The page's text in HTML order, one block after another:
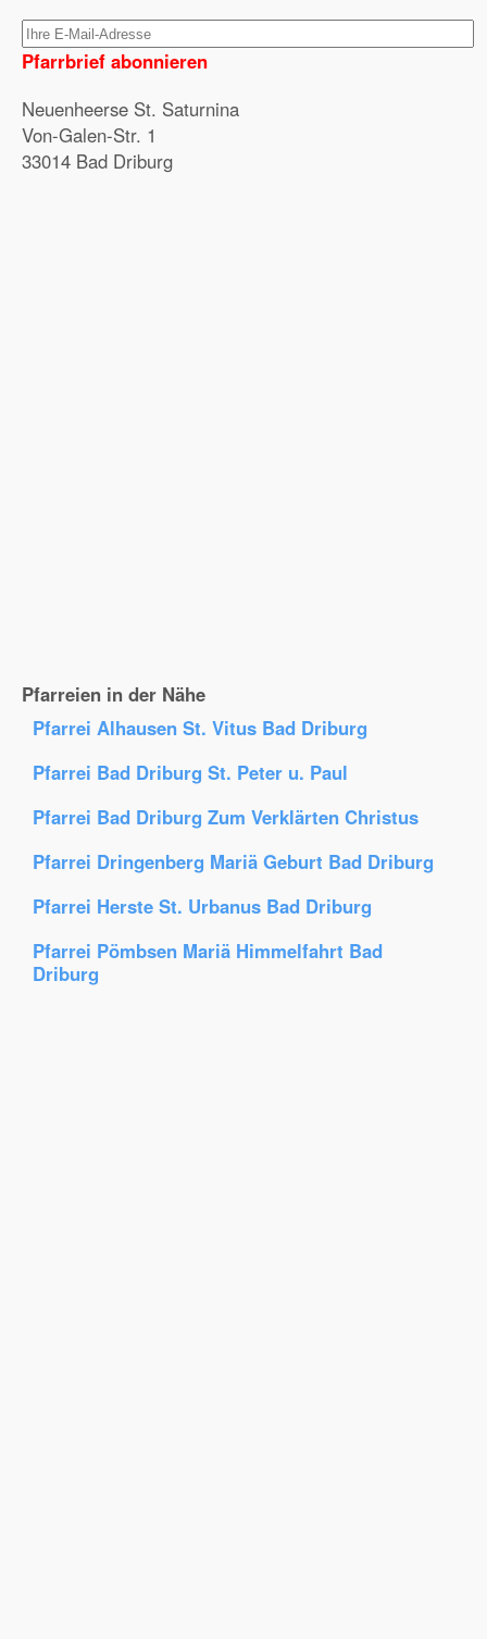
Pfarrbrief abonnieren
Neuenheerse St. Saturnina
Von-Galen-Str. 1
33014 Bad Driburg
Pfarreien in der Nähe
Pfarrei Alhausen St. Vitus Bad Driburg
Pfarrei Bad Driburg St. Peter u. Paul
Pfarrei Bad Driburg Zum Verklärten Christus
Pfarrei Dringenberg Mariä Geburt Bad Driburg
Pfarrei Herste St. Urbanus Bad Driburg
Pfarrei Pömbsen Mariä Himmelfahrt Bad
Driburg